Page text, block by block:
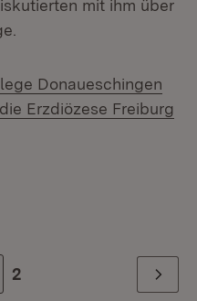
mit ihm über
Donaueschingen
Erzdiözese Freiburg
Seite
Zur letzten Seite
2 Weiter